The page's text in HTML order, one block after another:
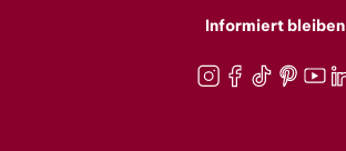
Informiert bleiben